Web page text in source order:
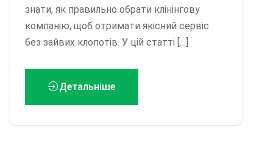
знати, як правильно обрати клінінгову
компанію, щоб отримати якісний сервіс
без зайвих клопотів. У цій статті […]
Детальніше